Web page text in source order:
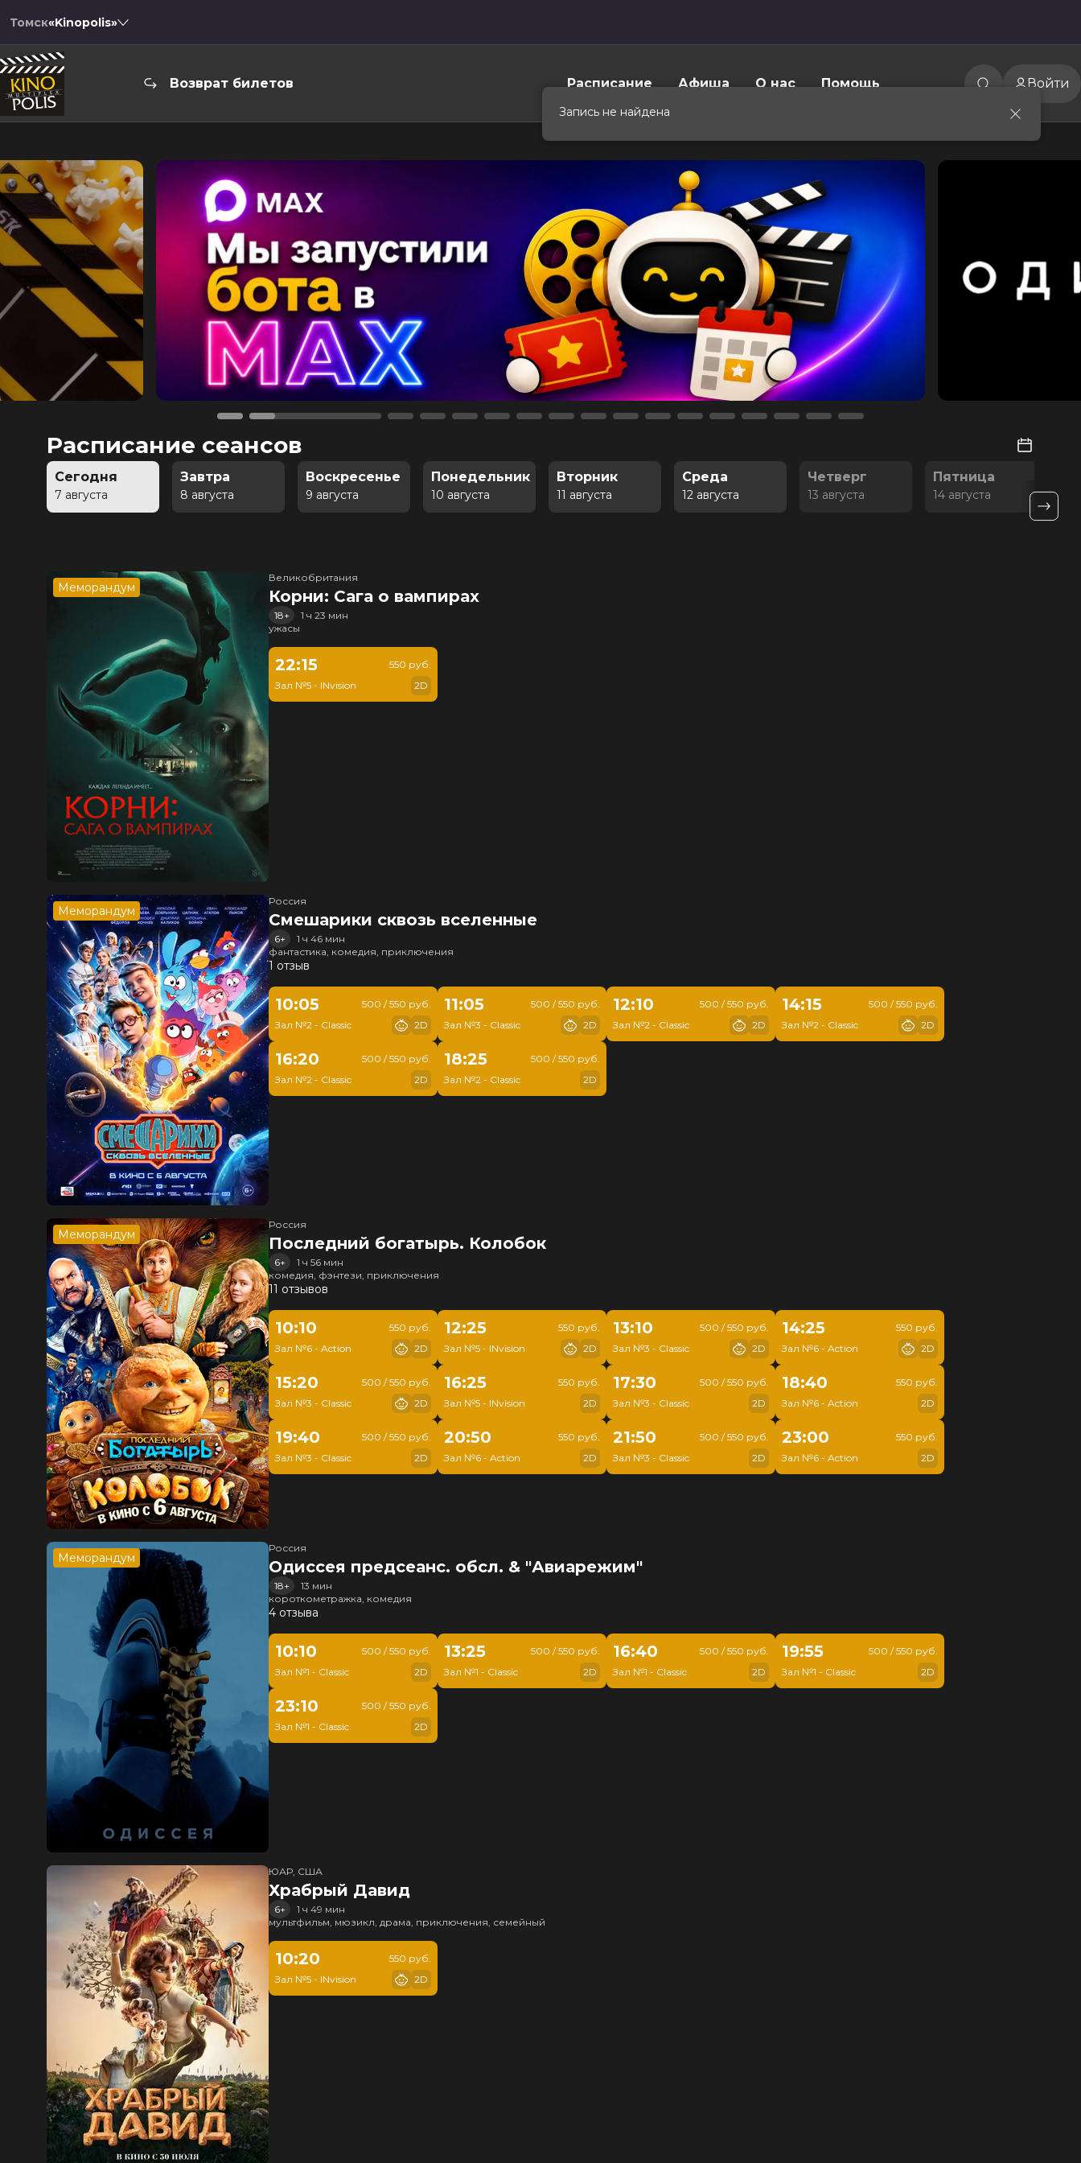
Томск«Kinopolis»
Возврат билетов Расписание Афиша О нас Помощь Войти
Расписание сеансов
Сегодня
7 августа
Завтра
8 августа
Воскресенье
9 августа
Понедельник
10 августа
Вторник
11 августа
Среда
12 августа
Четверг
13 августа
Пятница
14 августа
Меморандум
Великобритания
Корни: Сага о вампирах
18+
1 ч 23 мин
ужасы
22:15
Зал №5 - INvision
550 руб.
2D
Меморандум
Россия
Смешарики сквозь вселенные
6+
1 ч 46 мин
фантастика, комедия, приключения
1 отзыв
10:05
Зал №2 - Classic
500 / 550 руб.
2D
11:05
Зал №3 - Classic
500 / 550 руб.
2D
12:10
Зал №2 - Classic
500 / 550 руб.
2D
14:15
Зал №2 - Classic
500 / 550 руб.
2D
16:20
Зал №2 - Classic
500 / 550 руб.
2D
18:25
Зал №2 - Classic
500 / 550 руб.
2D
Меморандум
Россия
Последний богатырь. Колобок
6+
1 ч 56 мин
комедия, фэнтези, приключения
11 отзывов
10:10
Зал №6 - Action
550 руб.
2D
12:25
Зал №5 - INvision
550 руб.
2D
13:10
Зал №3 - Classic
500 / 550 руб.
2D
14:25
Зал №6 - Action
550 руб.
2D
15:20
Зал №3 - Classic
500 / 550 руб.
2D
16:25
Зал №5 - INvision
550 руб.
2D
17:30
Зал №3 - Classic
500 / 550 руб.
2D
18:40
Зал №6 - Action
550 руб.
2D
19:40
Зал №3 - Classic
500 / 550 руб.
2D
20:50
Зал №6 - Action
550 руб.
2D
21:50
Зал №3 - Classic
500 / 550 руб.
2D
23:00
Зал №6 - Action
550 руб.
2D
Меморандум
Россия
Одиссея предсеанс. обсл. & "Авиарежим"
18+
13 мин
короткометражка, комедия
4 отзыва
10:10
Зал №1 - Classic
500 / 550 руб.
2D
13:25
Зал №1 - Classic
500 / 550 руб.
2D
16:40
Зал №1 - Classic
500 / 550 руб.
2D
19:55
Зал №1 - Classic
500 / 550 руб.
2D
23:10
Зал №1 - Classic
500 / 550 руб.
2D
ЮАР, США
Храбрый Давид
6+
1 ч 49 мин
мультфильм, мюзикл, драма, приключения, семейный
10:20
Зал №5 - INvision
550 руб.
2D
Запись не найдена